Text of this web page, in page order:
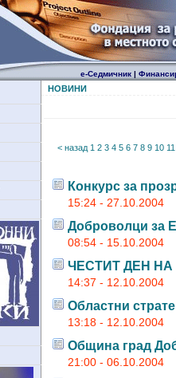
е-Седмичник|
НОВИНИ
< назад 1 2 3 4 5 6 7 8 9 10 11
Конкурс за
15:24 - 27.10.2004
Доброволци за
08:54 - 15.10.2004
ЧЕСТИТ ДЕН НА
14:37 - 12.10.2004
Областни
13:18 - 12.10.2004
Община град
21:00 - 06.10.2004